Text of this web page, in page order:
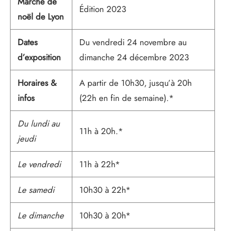
noël de Lyon
Édition 2023
Dates
d’exposition
Du vendredi 24 novembre au
dimanche 24 décembre 2023
Horaires &
infos
A partir de 10h30, jusqu’à 20h
(22h en fin de semaine).*
Du lundi au
jeudi
11h à 20h.*
Le vendredi 11h à 22h*
Le samedi 10h30 à 22h*
Le dimanche 10h30 à 20h*